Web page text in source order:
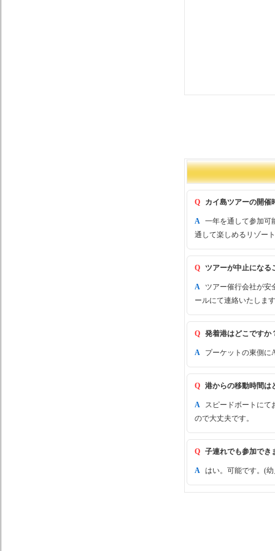
Q カイ島ツアーの開催
A 一年を通して参加可
通して楽しめるリゾー
Q ツアーが中止になる
A
ツアー催行会社が安
ールにて連絡いたしま
Q 発着港はどこですか
A プーケットの東側に
Q 港からの移動時間は
A
スピードボートにて
ので大丈夫です。
Q 子連れでも参加でき
A はい。可能です。(